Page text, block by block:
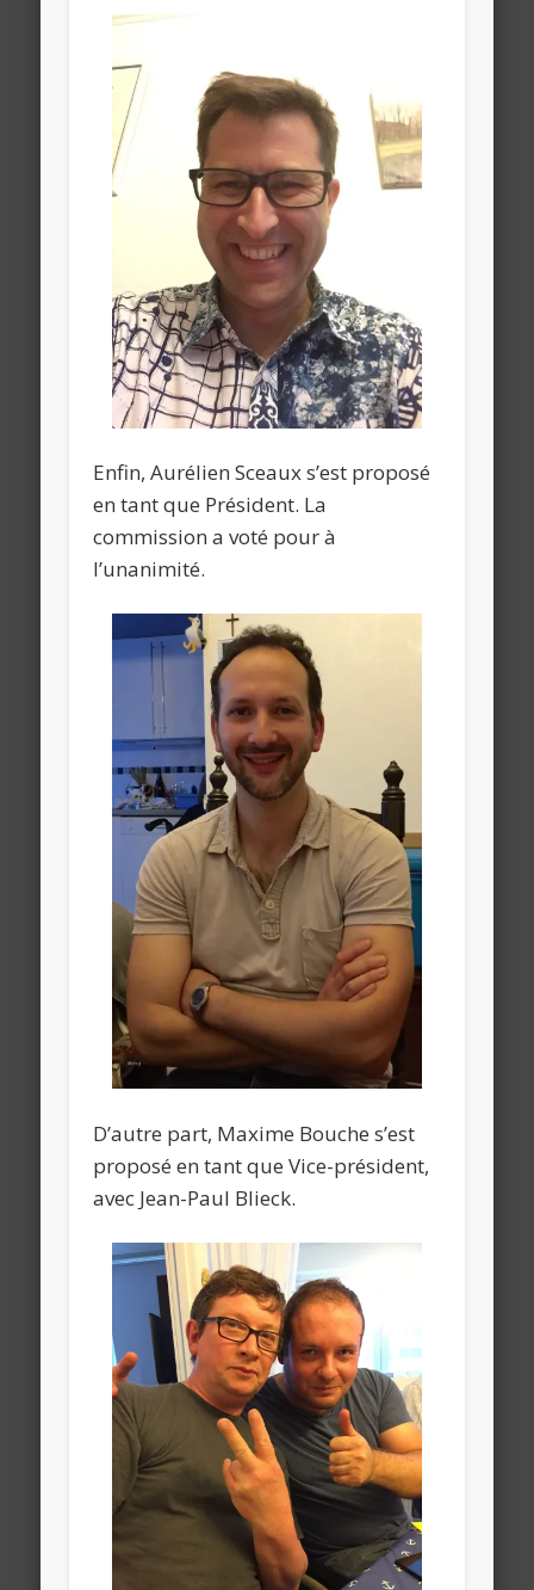
Enfin, Aurélien Sceaux s’est proposé
en tant que Président. La
commission a voté pour à
l’unanimité.
D’autre part, Maxime Bouche s’est
proposé en tant que Vice-président,
avec Jean-Paul Blieck.